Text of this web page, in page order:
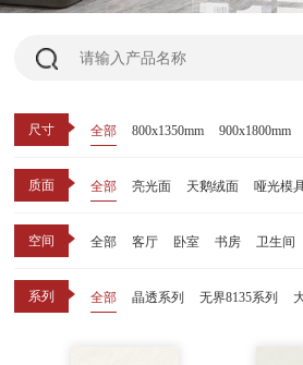
尺寸 全部 800x1350mm 900x1800mm
质面
全部 亮光面 天鹅绒面 哑光模
空间 全部 客厅 卧室 书房 卫生间
系列
全部 晶透系列 无界8135系列